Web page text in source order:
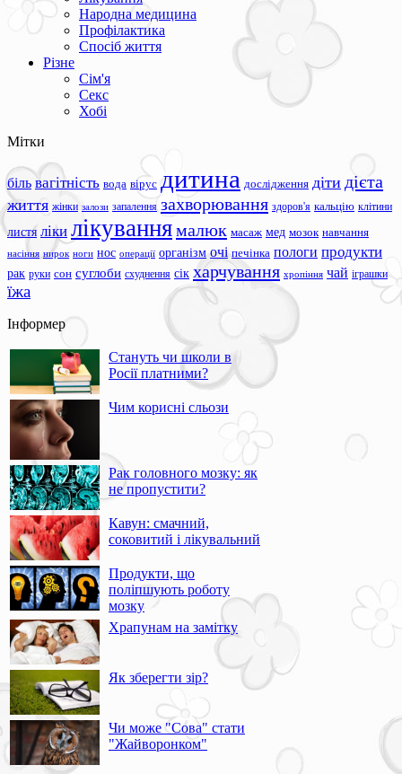
Народна медицина
Профілактика
Спосіб життя
Різне
Сім'я
Секс
Хобі
Мітки
біль вагітність вода вірус дитина дослідження діти дієта
життя жінки залози запалення захворювання здоров'я кальцію клітини
листя ліки лікуваннямалюк масаж мед мозок навчання
насіння нирок ноги нос операції організм очі печінка пологи продукти
рак руки сон суглоби схуднення сік харчування хропіння чай іграшки
їжа
Інформер
Стануть чи школи в
Росії платними?
Чим корисні сльози
Рак головного мозку: як
не пропустити?
Кавун: смачний,
соковитий і лікувальний
Продукти, що
поліпшують роботу
мозку
Храпунам на замітку
Як зберегти зір?
Чи може "Сова" стати
"Жайворонком"